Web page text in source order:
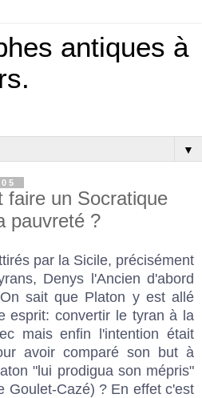
antiques à
▼
faire un Socratique
pauvreté ?
par la Sicile, précisément
Denys l'Ancien d'abord
sait que Platon y est allé
esprit: convertir le tyran à la
mais enfin l'intention était
avoir comparé son but à
"lui prodigua son mépris"
Goulet-Cazé) ? En effet c'est